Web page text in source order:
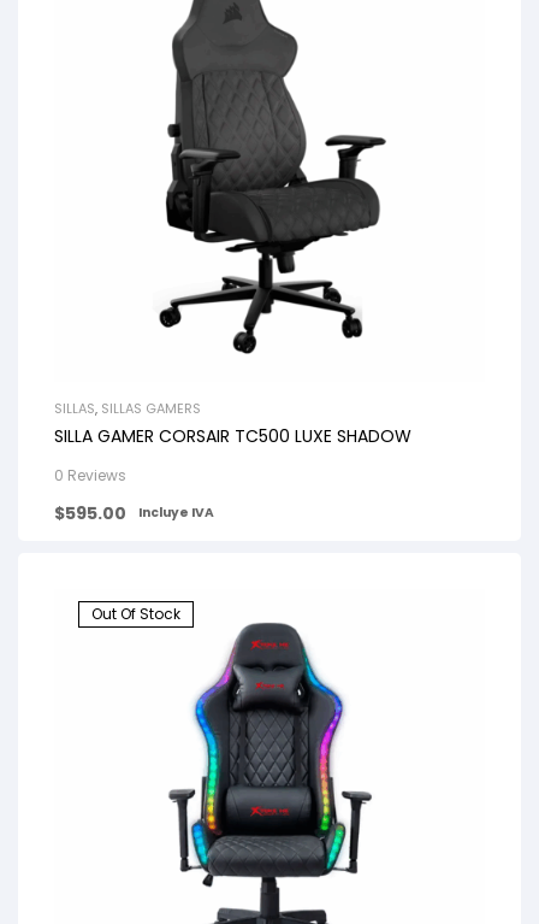
SILLAS, SILLAS GAMERS
SILLA GAMER CORSAIR TC500 LUXE SHADOW
0 Reviews
$595.00 Incluye IVA
Out Of Stock